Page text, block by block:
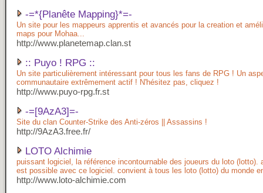
-=*{Planête Mapping}*=-
Un site pour les mappeurs apprentis et avancés pour la creation et
maps pour Mohaa...
http://www.planetemap.clan.st
:: Puyo ! RPG ::
Un site particulièrement intéressant pour tous les fans de RPG ! Un
communautaire extrêmement actif ! N'hésitez pas, cliquez !
http://www.puyo-rpg.fr.st
-=[9AzA3]=-
Site du clan Counter-Strike des Anti-zéros || Assassins !
http://9AzA3.free.fr/
LOTO Alchimie
puissant logiciel, la référence incontournable des joueurs du loto (lotto).
est possible avec ce logiciel. convient à tous les loto (lotto) du monde
http://www.loto-alchimie.com